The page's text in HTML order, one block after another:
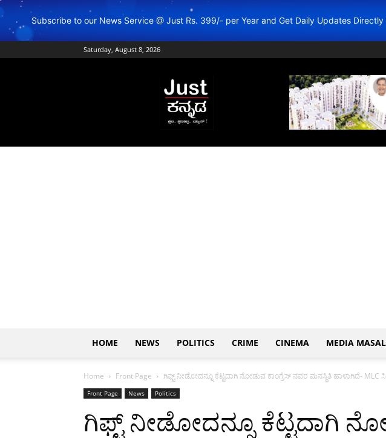
Subscribe to our News Service @ Just Rs. 399/- per Year and Get Daily Updates
Saturday, August 8, 2026
Just
Kannada
–
Online
News
ಕನ್ನಡ
HOME NEWS POLITICS CRIME CINEMA MEDIA
Home Front Page ಗಿಫ್ಟ್ ನೀಡೋದನ್ನೂ ಕೆಟ್ಟದಾಗಿ ನೋಡುವ ಕಾಂಗ್ರೆಸ್ ನವರ ಮನಸ್ಥಿತಿ ಹಾಳಾಗಿದೆ- MLC
Front Page News Politics
ಗಿಫ್ಟ್ ನೀಡೋದನ್ನೂ ಕೆಟ್ಟದಾಗಿ